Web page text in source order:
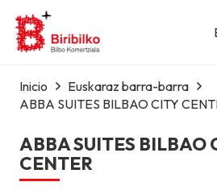
Inicio
Euskaraz barra-barra
ABBA SUITES BILBAO CITY
ABBA SUITES BILBAO
CENTER